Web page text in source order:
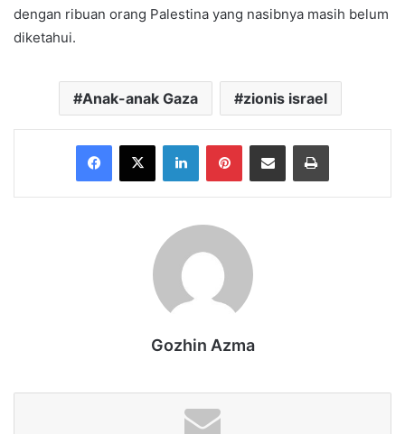
dengan ribuan orang Palestina yang nasibnya masih belum
diketahui.
Anak-anak Gaza zionis israel
Facebook
X LinkedInPinterestShare via Email Print
Gozhin Azma